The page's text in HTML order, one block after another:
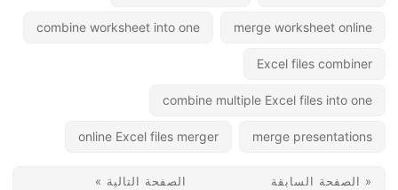
merge worksheet online
combine worksheet into one
Excel files combiner
combine multiple Excel files into one
merge presentations
online Excel files merger
« الصفحة السابقة الصفحة التالية »